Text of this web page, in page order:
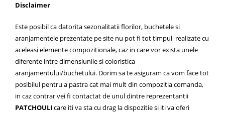
Disclaimer
Este posibil ca datorita sezonalitatii florilor, buchetele si
aranjamentele prezentate pe site nu pot fi tot timpul realizate cu
aceleasi elemente compozitionale, caz in care vor exista unele
diferente intre dimensiunile si coloristica
aranjamentului/buchetului. Dorim sa te asiguram ca vom face tot
posibilul pentru a pastra cat mai mult din compozitia comanda,
in caz contrar vei fi contactat de unul dintre reprezentantii
PATCHOULIcare iti va sta cu drag la dispozitie si iti va oferi